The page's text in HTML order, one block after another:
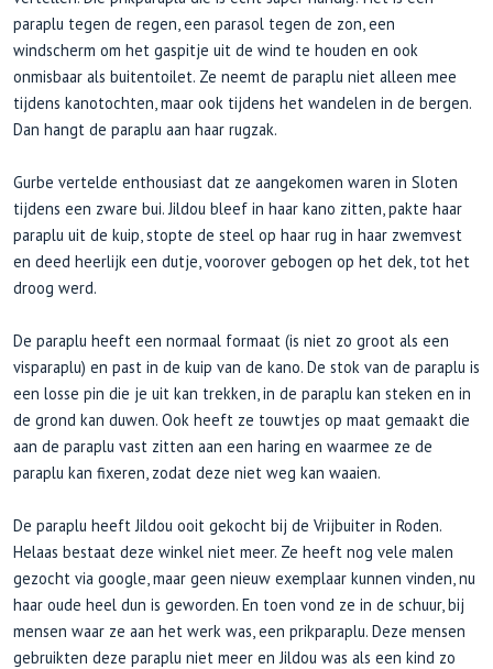
paraplu tegen de regen, een parasol tegen de zon, een
windscherm om het gaspitje uit de wind te houden en ook
onmisbaar als buitentoilet. Ze neemt de paraplu niet alleen mee
tijdens kanotochten, maar ook tijdens het wandelen in de bergen.
Dan hangt de paraplu aan haar rugzak.
Gurbe vertelde enthousiast dat ze aangekomen waren in Sloten
tijdens een zware bui. Jildou bleef in haar kano zitten, pakte haar
paraplu uit de kuip, stopte de steel op haar rug in haar zwemvest
en deed heerlijk een dutje, voorover gebogen op het dek, tot het
droog werd.
De paraplu heeft een normaal formaat (is niet zo groot als een
visparaplu) en past in de kuip van de kano. De stok van de paraplu is
een losse pin die je uit kan trekken, in de paraplu kan steken en in
de grond kan duwen. Ook heeft ze touwtjes op maat gemaakt die
aan de paraplu vast zitten aan een haring en waarmee ze de
paraplu kan fixeren, zodat deze niet weg kan waaien.
De paraplu heeft Jildou ooit gekocht bij de Vrijbuiter in Roden.
Helaas bestaat deze winkel niet meer. Ze heeft nog vele malen
gezocht via google, maar geen nieuw exemplaar kunnen vinden, nu
haar oude heel dun is geworden. En toen vond ze in de schuur, bij
mensen waar ze aan het werk was, een prikparaplu. Deze mensen
gebruikten deze paraplu niet meer en Jildou was als een kind zo